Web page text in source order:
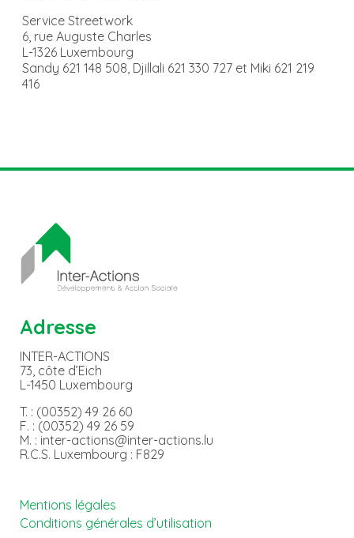
Service Streetwork
6, rue Auguste Charles
L-1326 Luxembourg
Sandy 621 148 508, Djillali 621 330 727 et Miki 621 219
416
Adresse
INTER-ACTIONS
73, côte d’Eich
L-1450 Luxembourg
T. : (00352) 49 26 60
F. : (00352) 49 26 59
M. : inter-actions@inter-actions.lu
R.C.S. Luxembourg : F829
Mentions légales
Conditions générales d’utilisation